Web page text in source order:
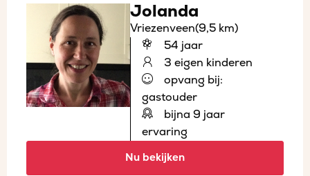
Jolanda
Vriezenveen(9,5 km)
54 jaar
3 eigen kinderen
opvang bij:
gastouder
bijna 9 jaar
ervaring
Nu bekijken